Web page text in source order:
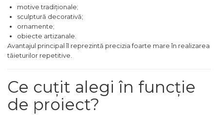
Scule Electrician
Subler
Topoare & Toporisti
Sarpe Desfundat Tevi
Amortizoare Hidraulice
Dalta si dornuri
motive tradiționale;
sculptură decorativă;
ornamente;
obiecte artizanale.
Avantajul principal îl reprezintă precizia foarte mare în realizarea
tăieturilor repetitive.
Ce cuțit alegi în funcție
de proiect?